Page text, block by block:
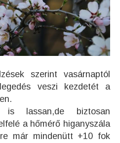
szerint vasárnaptól
veszi kezdetét a
lassan,de biztosan
a hőmérő higanyszála
már mindenütt +10 fok